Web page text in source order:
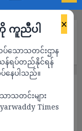
×
ကို ကူညီပါ
ောသတင်းဌာန
န်ရပ်တည်နိုင်ရန်
ေပါသည်။
သတင်းများ
Times
စီး
က်မှုကြောင့်
း သေဆုံး